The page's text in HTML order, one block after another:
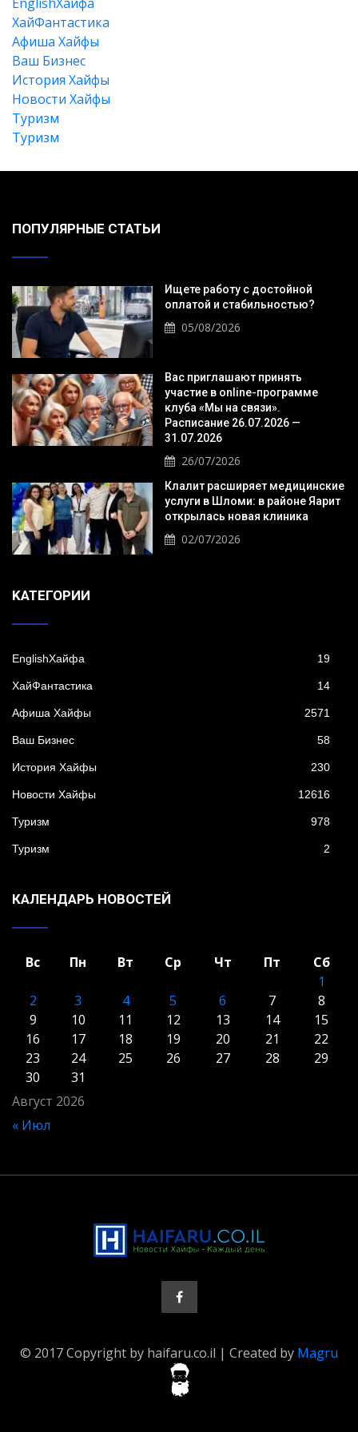
XайФантастика
Афиша Хайфы
Ваш Бизнес
История Хайфы
Новости Хайфы
Туризм
Туризм
ПОПУЛЯРНЫЕ СТАТЬИ
Ищете работу с достойной
оплатой и стабильностью?
05/08/2026
Вас приглашают принять
участие в online-программе
клуба «Мы на связи».
Расписание 26.07.2026 —
31.07.2026
26/07/2026
Клалит расширяет медицинские
услуги в Шломи: в районе Яарит
открылась новая клиника
02/07/2026
KАТЕГОРИИ
EnglishХайфа 19
XайФантастика 14
Афиша Хайфы 2571
Ваш Бизнес 58
История Хайфы 230
Новости Хайфы 12616
Туризм 978
Туризм 2
КАЛЕНДАРЬ НОВОСТЕЙ
Август 2026
Вс Пн Вт Ср Чт Пт
Сб
1
2
3 4 5 6 7
8
9
10 11 12 13 14
15
16
17 18 19 20 21
22
23
24 25 26 27 28
29
30
31
« Июл
© 2017 Copyright by haifaru.co.il | Created by Magru